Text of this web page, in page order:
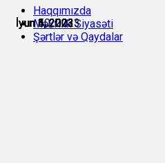
İyun 3, 2023
İyun 3, 2023
İyun 4, 2023
İyun 5, 2023
İyun 6, 2023
İyun 10, 2023
Haqqımızda
Məxfilik Siyasəti
Şərtlər və Qaydalar